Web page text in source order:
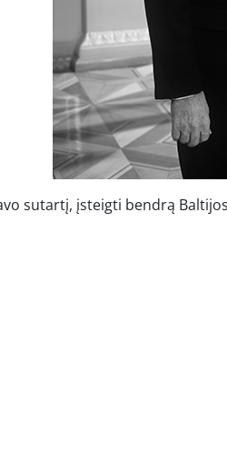
sutartį, įsteigti bendrą